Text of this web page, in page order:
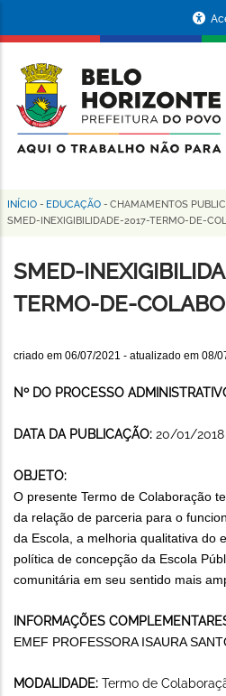
conteúdo
principal
da
Prefeitura
de
Horizonte
Trilha
navegação
INÍCIO - EDUCAÇÃO - CHAMAMENTOS
SMED-INEXIGIBILIDADE-2017-TERMO-DE-
SMED-
TERMO-DE-
criado em 06/07/2021 - atualizado em 08/
Nº DO PROCESSO
DATA DA PUBLICAÇÃO: 20/01/2018
OBJETO:
O presente Termo de Colaboração
da relação de parceria para o
da Escola, a melhoria qualitativa do
política de concepção da Escola
comunitária em seu sentido mais
INFORMAÇÕES
EMEF PROFESSORA ISAURA
MODALIDADE: Termo de